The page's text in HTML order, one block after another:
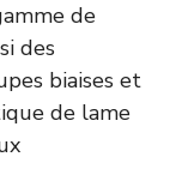
de
des
biaises et
de lame